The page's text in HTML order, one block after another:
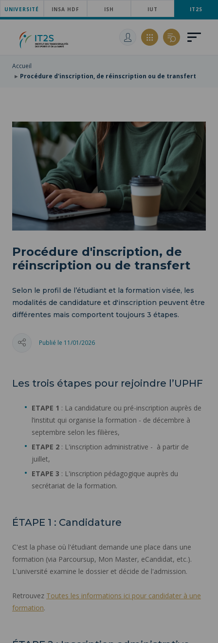
ACCÉDER
AU
MENU
PRINCIPAL
ALLER
CONTENU
ACCÉDER
RECHERCHE
UNIVERSITÉ INSA HDF ISH IUT IT2S
Accueil
Procédure d'inscription, de réinscription ou de transfert
Procédure d'inscription, de
réinscription ou de transfert
Selon le profil de l’étudiant et la formation visée, les
modalités de candidature et d'inscription peuvent être
différentes mais comportent toujours 3 étapes.
Publié le 11/01/2026
Les trois étapes pour rejoindre l’UPHF
ETAPE 1 : La candidature ou pré-inscription auprès de
l’institut qui organise la formation - de décembre à
septembre selon les filières,
ETAPE 2 : L'inscription administrative - à partir de
juillet,
ETAPE 3 : L'inscription pédagogique auprès du
secrétariat de la formation.
ÉTAPE 1 : Candidature
C'est la phase où l'étudiant demande une place dans une
formation (via Parcoursup, Mon Master, eCandidat, etc.).
L'université examine le dossier et décide de l'admission.
Retrouvez Toutes les informations ici pour candidater à une
formation.